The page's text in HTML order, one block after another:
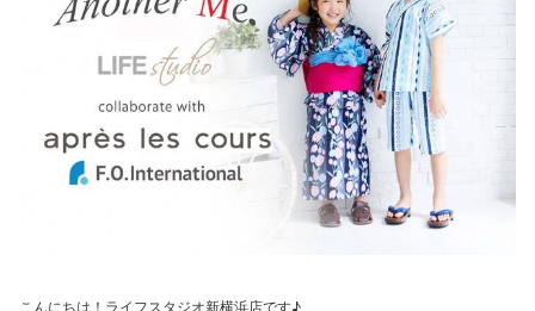
こんにちは！ライフスタジオ新横浜店です♪